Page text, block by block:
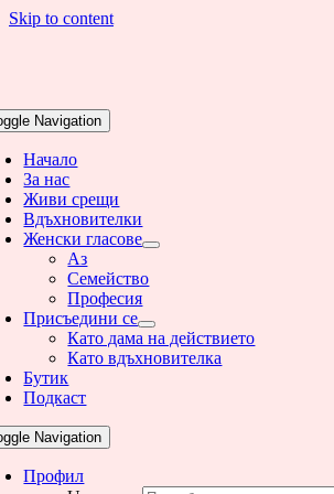
Skip to content
Navigation
Начало
За нас
Живи срещи
Вдъхновителки
Женски гласове
Аз
Семейство
Професия
Присъедини се
Като дама на действието
Като вдъхновителка
Бутик
Подкаст
Navigation
Профил